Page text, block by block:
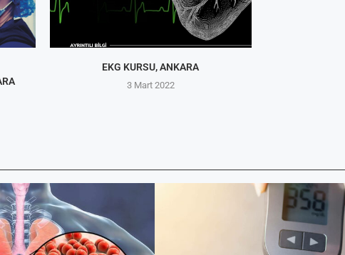
EKG KURSU, ANKARA
3 Mart 2022